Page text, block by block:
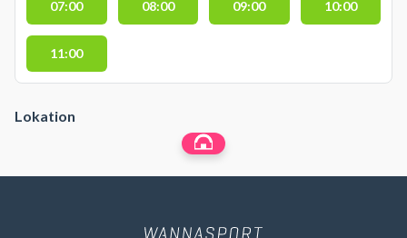
07:00 08:00 09:00 10:00
11:00
Lokation